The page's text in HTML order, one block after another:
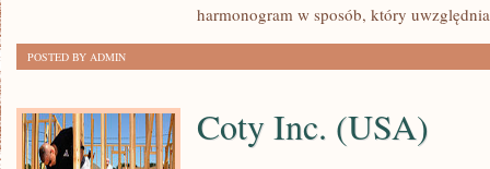
harmonogram w sposób, który uwzględnia
POSTED BY ADMIN
Coty Inc. (USA)